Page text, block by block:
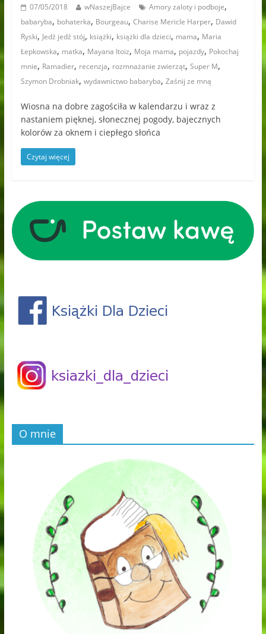
07/05/2018 wNaszejBajce Amory zaloty i podboje,
babaryba, bohaterka, Bourgeau, Charise Mericle Harper, Dawid
Ryski, Jedź jedź stój, książki, książki dla dzieci, mama, Maria
Łepkowska, matka, Mayana Itoiz, Moja mama, pojazdy, Pokochaj
mnie, Ramadier, recenzja, rozmnażanie zwierząt, Super M,
Szymon Drobniak, wydawnictwo babaryba, Zaśnij ze mną
Wiosna na dobre zagościła w kalendarzu i wraz z
nastaniem pięknej, słonecznej pogody, bajecznych
kolorów za oknem i ciepłego słońca
Czytaj więcej
O mnie